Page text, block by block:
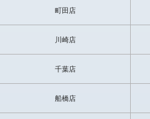
町田店
川崎店
千葉店
船橋店